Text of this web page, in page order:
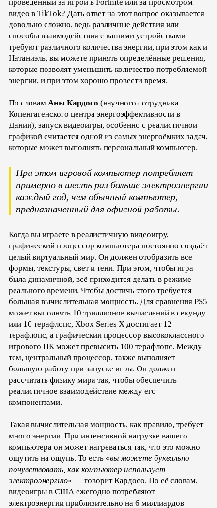
проведённый за игрой в Fortnite или за просмотром
видео в TikTok? Дать ответ на этот вопрос оказывается
довольно сложно, ведь различные действия или
способы взаимодействия с вашими устройствами
требуют различного количества энергии, при этом как и
Натаниэль, вы можете принять определённые решения,
которые позволят уменьшить количество потребляемой
энергии, и при этом хорошо провести время.
По словам Аны Кардосо (научного сотрудника
Копенгагенского центра энергоэффективности в
Дании), запуск видеоигры, особенно с реалистичной
графикой считается одной из самых энергоёмких задач,
которые может выполнять персональный компьютер.
При этом игровой компьютер потребляет
примерно в шесть раз больше электроэнергии
каждый год, чем обычный компьютер,
предназначенный для офисной работы.
Когда вы играете в реалистичную видеоигру,
графический процессор компьютера постоянно создаёт
целый виртуальный мир. Он должен отобразить все
формы, текстуры, свет и тени. При этом, чтобы игра
была динамичной, всё приходится делать в режиме
реального времени. Чтобы достичь этого требуется
большая вычислительная мощность. Для сравнения PS5
может выполнять 10 триллионов вычислений в секунду
или 10 терафлопс, Xbox Series X достигает 12
терафлопс, а графический процессор высококлассного
игрового ПК может превысить 100 терафлопс. Между
тем, центральный процессор, также выполняет
большую работу при запуске игры. Он должен
рассчитать физику мира так, чтобы обеспечить
реалистичное взаимодействие между его
компонентами.
Такая вычислительная мощность, как правило, требует
много энергии. При интенсивной нагрузке вашего
компьютера он может нагреваться так, что это можно
ощутить на ощупь. То есть «вы можете буквально
почувствовать, как компьютер использует
электроэнергию» — говорит Кардосо. По её словам,
видеоигры в США ежегодно потребляют
электроэнергии приблизительно на 6 миллиардов